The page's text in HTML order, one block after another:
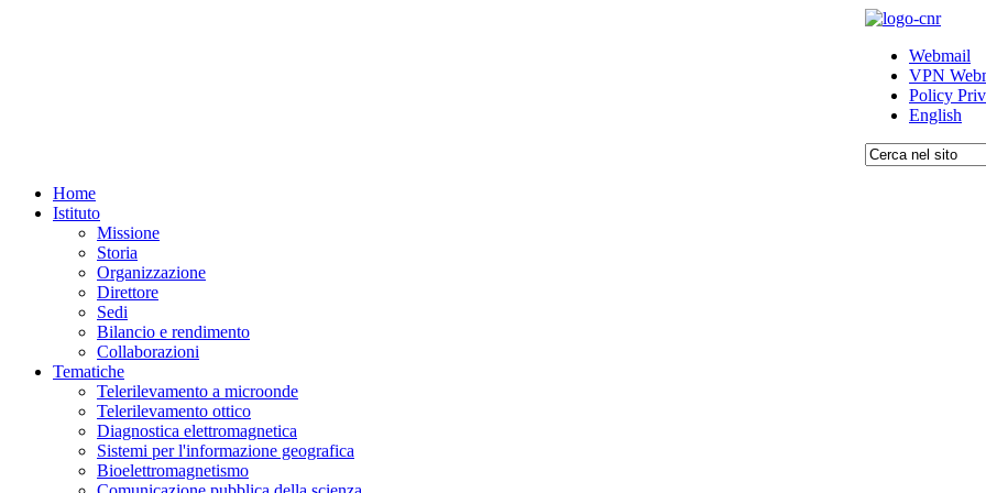
Webmail
VPN
Policy
English
Home
Istituto
Missione
Storia
Organizzazione
Direttore
Sedi
Bilancio e rendimento
Collaborazioni
Tematiche
Telerilevamento a microonde
Telerilevamento ottico
Diagnostica elettromagnetica
Sistemi per l'informazione geografica
Bioelettromagnetismo